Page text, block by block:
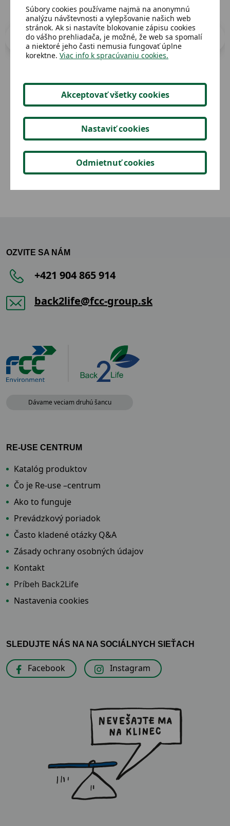
Dostupný
Trubka na detský bajk,,Frozen,,
Detail 2,00 €
OZVITE SA NÁM
+421 904 865 914
back2life@fcc-group.sk
Dávame veciam druhú šancu
RE-USE CENTRUM
Katalóg produktov
Čo je Re-use –centrum
Ako to funguje
Prevádzkový poriadok
Často kladené otázky Q&A
Zásady ochrany osobných údajov
Kontakt
Príbeh Back2Life
Nastavenia cookies
SLEDUJTE NÁS NA NA SOCIÁLNYCH SIEŤACH
Facebook Instagram
Súbory cookies používame najmä na anonymnú
analýzu návštevnosti a vylepšovanie našich web
stránok. Ak si nastavíte blokovanie zápisu cookies
do vášho prehliadača, je možné, že web sa spomalí
a niektoré jeho časti nemusia fungovať úplne
korektne. Viac info k spracúvaniu cookies.
Akceptovať všetky cookies
Nastaviť cookies
Odmietnuť cookies